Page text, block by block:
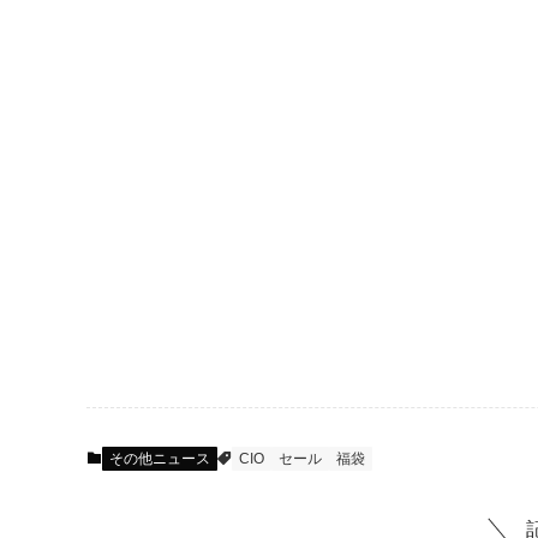
その他ニュース CIO セール 福袋